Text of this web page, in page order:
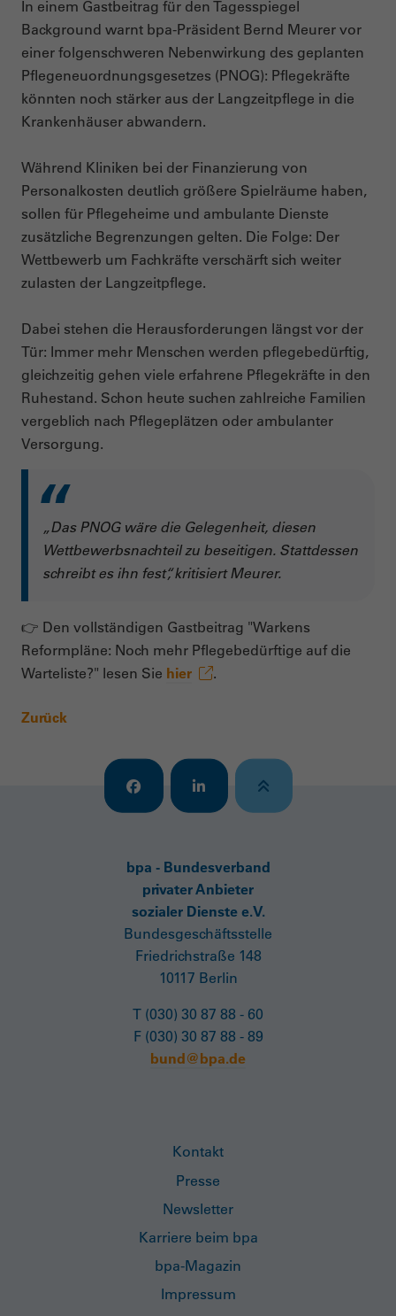
In einem Gastbeitrag für den Tagesspiegel
Background warnt bpa-Präsident Bernd Meurer vor
einer folgenschweren Nebenwirkung des geplanten
Pflegeneuordnungsgesetzes (PNOG): Pflegekräfte
könnten noch stärker aus der Langzeitpflege in die
Krankenhäuser abwandern.
Während Kliniken bei der Finanzierung von
Personalkosten deutlich größere Spielräume haben,
sollen für Pflegeheime und ambulante Dienste
zusätzliche Begrenzungen gelten. Die Folge: Der
Wettbewerb um Fachkräfte verschärft sich weiter
zulasten der Langzeitpflege.
Dabei stehen die Herausforderungen längst vor der
Tür: Immer mehr Menschen werden pflegebedürftig,
gleichzeitig gehen viele erfahrene Pflegekräfte in den
Ruhestand. Schon heute suchen zahlreiche Familien
vergeblich nach Pflegeplätzen oder ambulanter
Versorgung.
„Das PNOG wäre die Gelegenheit, diesen
Wettbewerbsnachteil zu beseitigen. Stattdessen
schreibt es ihn fest“, kritisiert Meurer.
👉 Den vollständigen Gastbeitrag "Warkens
Reformpläne: Noch mehr Pflegebedürftige auf die
Warteliste?" lesen Sie hier .
Zurück
bpa - Bundesverband
privater Anbieter
sozialer Dienste e.V.
Bundesgeschäftsstelle
Friedrichstraße 148
10117 Berlin
T (030) 30 87 88 - 60
F (030) 30 87 88 - 89
bund@bpa.de
Kontakt
Presse
Newsletter
Karriere beim bpa
bpa-Magazin
Impressum